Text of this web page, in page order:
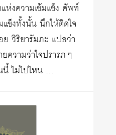
ห่งความเข้มแข็ง ศัพท์
ข็งทั้งนั้น นึกให้ติดใจ
ย วิริยารัมภะ แปลว่า
ความว่าใจปรารภๆ
นี้ ไม่ไปไหน …